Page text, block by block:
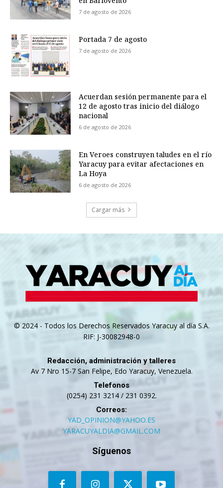
7 de agosto de 2026
Portada 7 de agosto
7 de agosto de 2026
Acuerdan sesión permanente para el
12 de agosto tras inicio del diálogo
nacional
6 de agosto de 2026
En Veroes construyen taludes en el río
Yaracuy para evitar afectaciones en
La Hoya
6 de agosto de 2026
Cargar más
© 2024 - Todos los Derechos Reservados Yaracuy al día S.A.
RIF: J-30082948-0
Redacción, administración y talleres
Av 7 Nro 15-7 San Felipe, Edo Yaracuy, Venezuela.
Telefonos
(0254) 231 3214 / 231 0392.
Correos:
YAD_OPINION@YAHOO.ES
YARACUYALDIA@GMAIL.COM
Síguenos